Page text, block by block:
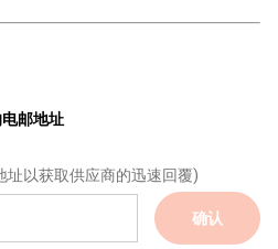
邮地址
址以获取供应商的迅速回覆)
确认